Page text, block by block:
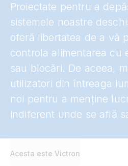
Proiectate pentru a
sistemele noastre
oferă libertatea de a vă
controla alimentarea cu
sau blocări. De aceea,
utilizatori din întreaga
noi pentru a menține
indiferent unde se află
Acesta este Victron